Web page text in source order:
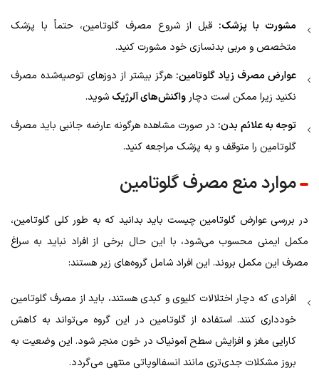
مشورت با پزشک: قبل از شروع مصرف گلوتامین، حتماً با پزشک
متخصص و مربی بدنسازی خود مشورت کنید.
عوارض مصرف زیاد گلوتامین: هرگز بیشتر از دوزهای توصیه‌شده مصرف
نکنید زیرا ممکن است دچار واکنش‌های آلرژیک شوید.
توجه به علائم بدن: در صورت مشاهده هرگونه عارضه جانبی باید مصرف
گلوتامین را متوقف و به پزشک مراجعه کنید.
موارد منع مصرف گلوتامین
در بررسی عوارض گلوتامین چیست باید بدانید که به طور کلی گلوتامین،
مکمل ایمنی محسوب می‌شود، با این حال برخی از افراد نباید به سراغ
مصرف این مکمل بروند. این افراد شامل گروه‌های زیر هستند:
افرادی که دچار اختلالات کلیوی و کبدی هستند، باید از مصرف گلوتامین
خودداری کنند. استفاده از گلوتامین در این گروه می‌تواند به کاهش
کارایی مغز و افزایش سطح آمونیاک در خون منجر شود. این وضعیت به
بروز مشکلات جدی‌تری مانند انسفالوپاتی منتهی می‌گردد.